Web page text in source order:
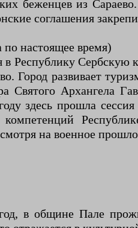
беженцев из
соглашения
по настоящее время)
Республику Сербскую
Город развивает
Святого Архангела
здесь прошла
на военное
в общине Пале